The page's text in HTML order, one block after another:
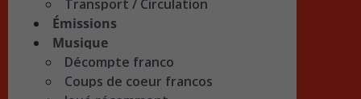
Transport / Circulation
Émissions
Musique
Décompte franco
Coups de coeur francos